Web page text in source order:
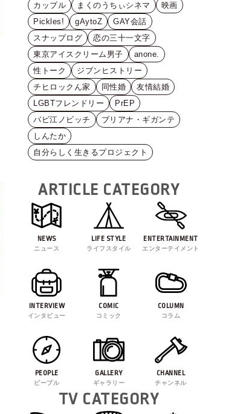
カップル
まくのうちぃシネマ
映画
Pickles!
gAytoZ
GAY会話
スナップログ
恋の三十一文字
東京アイスクリーム男子
anone.
性トーク
ジブンヒストリー
チヒロックん家
同性婚
友情結婚
LGBTフレンドリー
PrEP
バビ江ノビッチ
ブリアナ・ギガンテ
しんたか
自分らしく生きるプロジェクト
ARTICLE CATEGORY
NEWS
ニュース
LIFE STYLE
ライフスタイル
ENTERTAINMENT
エンターテイメント
INTERVIEW
インタビュー
COMIC
コミック
COLUMN
コラム
PEOPLE
ピープル
GALLERY
ギャラリー
CHANNEL
チャンネル
TV CATEGORY